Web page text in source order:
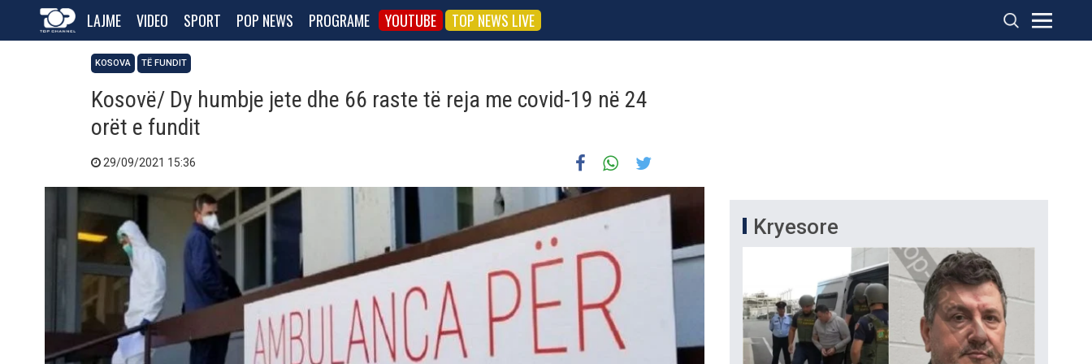
LAJME VIDEO SPORT POP NEWS PROGRAME YOUTUBE TOP NEWS LIVE
KOSOVA TË FUNDIT
Kosovë/ Dy humbje jete dhe 66 raste të reja me covid-19 në 24
orët e fundit
29/09/2021 15:36
Kryesore